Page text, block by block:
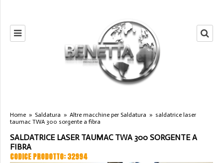
Home » Saldatura » Altre macchine per Saldatura » saldatrice laser
taumac TWA 300 sorgente a fibra
SALDATRICE LASER TAUMAC TWA 300 SORGENTE A
FIBRA
CODICE PRODOTTO: 32994